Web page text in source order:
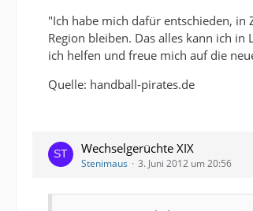
"Ich habe mich dafür entschieden,
Region bleiben. Das alles kann ich
ich helfen und freue mich auf die
Quelle: handball-pirates.de
Wechselgerüchte XIX
Stenimaus 3. Juni 2012 um 20:56